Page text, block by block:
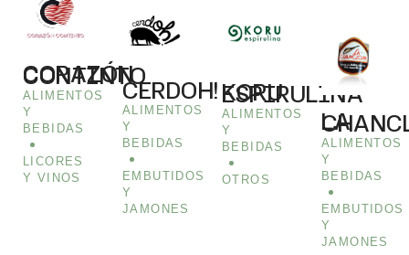
CORAZÓN CONTINTO
ALIMENTOS
Y
BEBIDAS
LICORES
Y VINOS
CERDOH!
ALIMENTOS
Y
BEBIDAS
EMBUTIDOS
Y
JAMONES
KORU ESPIRULINA
ALIMENTOS
Y
BEBIDAS
OTROS
LA
ALIMENTOS
Y
BEBIDAS
EMBUTIDOS
Y
JAMONES